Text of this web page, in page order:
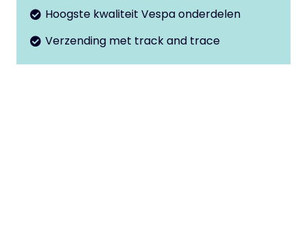
Hoogste kwaliteit Vespa onderdelen
Verzending met track and trace